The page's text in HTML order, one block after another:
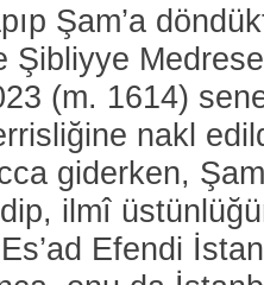
Şam’a
Şibliyye
(m. 1614)
nakl
giderken,
ilmî
Efendi